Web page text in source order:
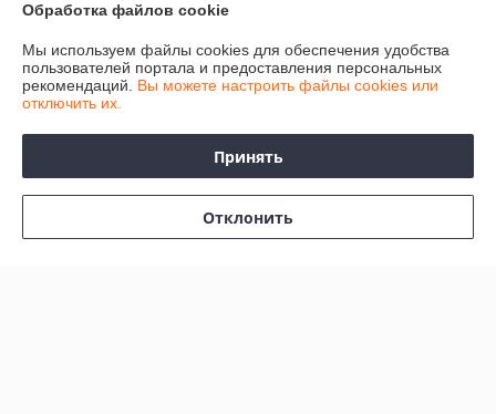
График работы
Полная версия сайта
Сайт создан на платформе Deal.by
Обработка файлов cookie
Мы используем файлы cookies для обеспечения удобства
пользователей портала и предоставления персональных
рекомендаций. Вы можете настроить файлы cookies или
отключить их.
Принять
Отклонить